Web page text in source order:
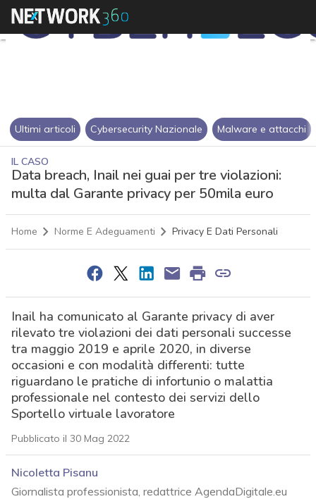
Ultimi articoli Cybersecurity Nazionale Malware e attacchi
IL CASO
Data breach, Inail nei guai per tre violazioni:
multa dal Garante privacy per 50mila euro
Home Norme E Adeguamenti Privacy E Dati Personali
Inail ha comunicato al Garante privacy di aver
rilevato tre violazioni dei dati personali successe
tra maggio 2019 e aprile 2020, in diverse
occasioni e con modalità differenti: tutte
riguardano le pratiche di infortunio o malattia
professionale nel contesto dei servizi dello
Sportello virtuale lavoratore
Pubblicato il 30 Mag 2022
Nicoletta Pisanu
Giornalista professionista, redattrice AgendaDigitale.eu